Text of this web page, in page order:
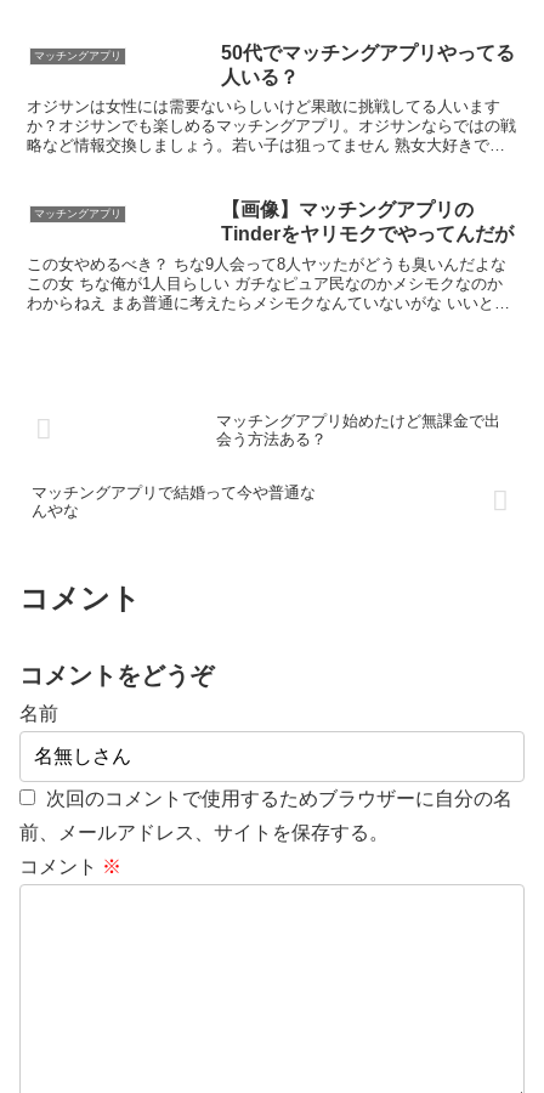
てやつおるよな 芸人じゃあるまいし完全
に受け身の人を楽しませるトークスキル
なんて持ってへんわな さっさと会える相
手に絞れ
マッチングアプリ
50代でマッチングアプリやってる
人いる？
オジサンは女性には需要ないらしいけど果敢に挑戦してる人います
か？オジサンでも楽しめるマッチングアプリ。オジサンならではの戦
略など情報交換しましょう。若い子は狙ってません 熟女大好きです
マッチングアプリ
【画像】マッチングアプリの
Tinderをヤリモクでやってんだが
この女やめるべき？ ちな9人会って8人ヤッたがどうも臭いんだよな
この女 ちな俺が1人目らしい ガチなピュア民なのかメシモクなのか
わからねえ まあ普通に考えたらメシモクなんていないがな いいと思
マッチングアプリ始めたけど無課金で出
会う方法ある？
マッチングアプリで結婚って今や普通な
んやな
コメント
コメントをどうぞ
名前
次回のコメントで使用するためブラウザーに自分の名
前、メールアドレス、サイトを保存する。
コメント ※